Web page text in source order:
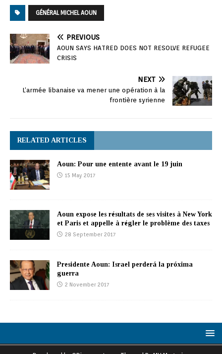
GÉNÉRAL MICHEL AOUN
PREVIOUS
AOUN SAYS HATRED DOES NOT RESOLVE REFUGEE
CRISIS
NEXT
L’armée libanaise va mener une opération à la
frontière syrienne
RELATED ARTICLES
Aoun: Pour une entente avant le 19 juin
15 May 2017
Aoun expose les résultats de ses visites à New York
et Paris et appelle à régler le problème des taxes
28 September 2017
Presidente Aoun: Israel perderá la próxima
guerra
2 November 2017